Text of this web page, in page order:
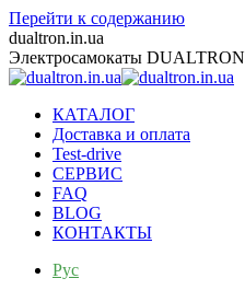
Перейти к содержанию
dualtron.in.ua
Электросамокаты DUALTRON
КАТАЛОГ
Доставка и оплата
Test-drive
СЕРВИС
FAQ
BLOG
КОНТАКТЫ
Рус